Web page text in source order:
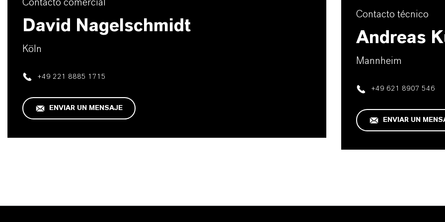
Contacto comercial
David Nagelschmidt
Köln
+49 221 8885 1715
ENVIAR UN MENSAJE
Contacto técnico
Andreas
Mannheim
+49 621 8907 546
ENVIAR UN